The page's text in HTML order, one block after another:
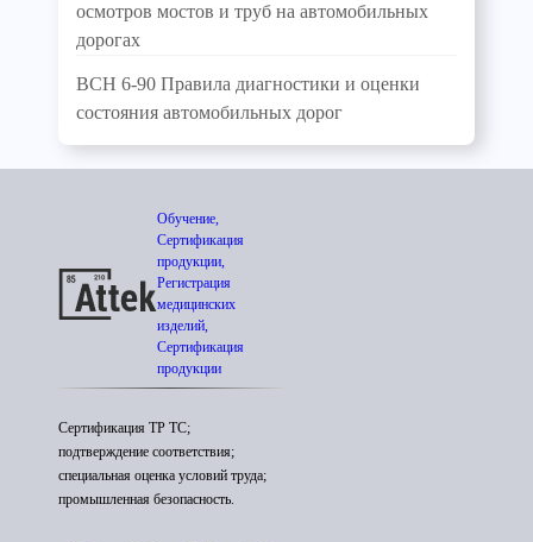
осмотров мостов и труб на автомобильных
дорогах
ВСН 6-90 Правила диагностики и оценки
состояния автомобильных дорог
Обучение,
Сертификация
продукции,
Регистрация
медицинских
изделий,
Сертификация
продукции
Сертификация ТР ТС;
подтверждение соответствия;
специальная оценка условий труда;
промышленная безопасность.